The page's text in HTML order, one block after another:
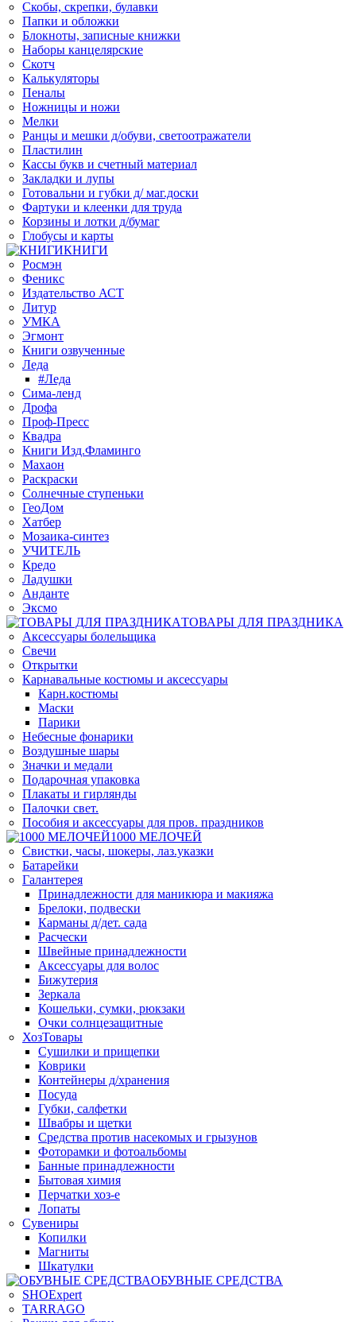
Скобы, скрепки, булавки
Папки и обложки
Блокноты, записные книжки
Наборы канцелярские
Скотч
Калькуляторы
Пеналы
Ножницы и ножи
Мелки
Ранцы и мешки д/обуви, светоотражатели
Пластилин
Кассы букв и счетный материал
Закладки и лупы
Готовальни и губки д/ маг.доски
Фартуки и клеенки для труда
Корзины и лотки д/бумаг
Глобусы и карты
КНИГИ
Росмэн
Феникс
Издательство АСТ
Литур
УМКА
Эгмонт
Книги озвученные
Леда
#Леда
Сима-ленд
Дрофа
Проф-Пресс
Квадра
Книги Изд.Фламинго
Махаон
Раскраски
Солнечные ступеньки
ГеоДом
Хатбер
Мозаика-синтез
УЧИТЕЛЬ
Кредо
Ладушки
Анданте
Эксмо
ТОВАРЫ ДЛЯ ПРАЗДНИКА
Аксессуары болельщика
Свечи
Открытки
Карнавальные костюмы и аксессуары
Карн.костюмы
Маски
Парики
Небесные фонарики
Воздушные шары
Значки и медали
Подарочная упаковка
Плакаты и гирлянды
Палочки свет.
Пособия и аксессуары для пров. праздников
1000 МЕЛОЧЕЙ
Свистки, часы, шокеры, лаз.указки
Батарейки
Галантерея
Принадлежности для маникюра и макияжа
Брелоки, подвески
Карманы д/дет. сада
Расчески
Швейные принадлежности
Аксессуары для волос
Бижутерия
Зеркала
Кошельки, сумки, рюкзаки
Очки солнцезащитные
ХозТовары
Сушилки и прищепки
Коврики
Контейнеры д/хранения
Посуда
Губки, салфетки
Швабры и щетки
Средства против насекомых и грызунов
Фоторамки и фотоальбомы
Банные принадлежности
Бытовая химия
Перчатки хоз-е
Лопаты
Сувениры
Копилки
Магниты
Шкатулки
ОБУВНЫЕ СРЕДСТВА
SHOExpert
TARRAGO